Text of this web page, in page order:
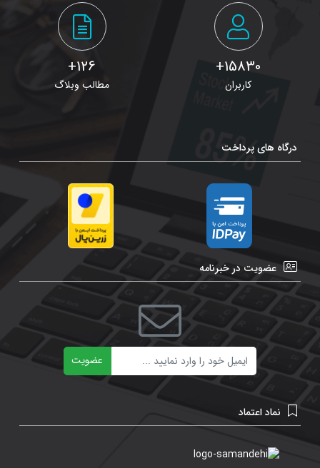
15830+
کاربران
126+
مطالب وبلاگ
درگاه های پرداخت
عضویت در خبرنامه
عضویت
نماد اعتماد